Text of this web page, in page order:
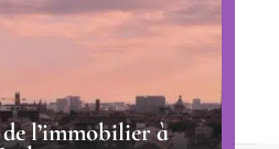
l’immobilier à